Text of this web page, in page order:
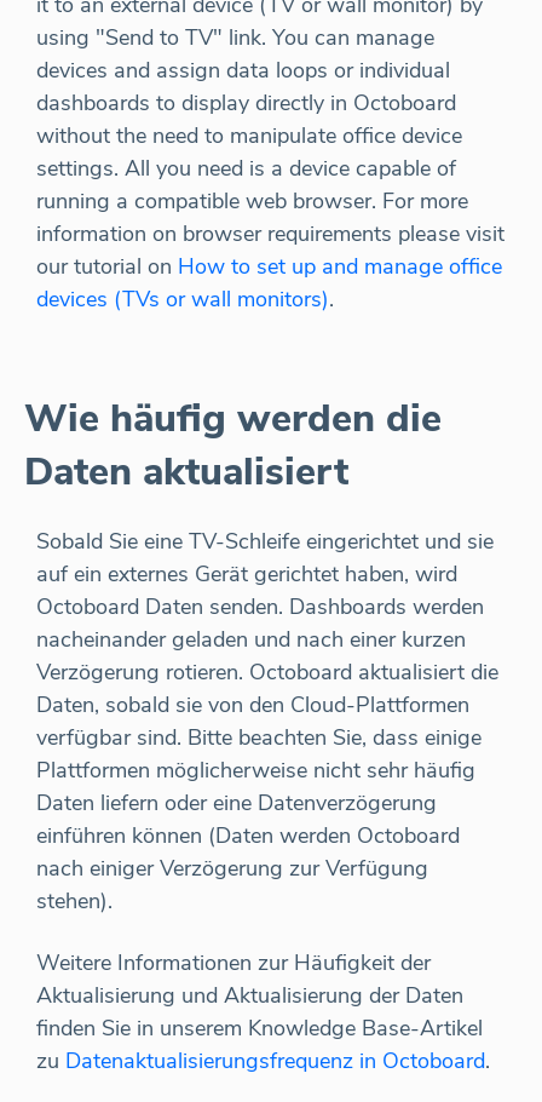
using "Send to TV" link. You can manage
devices and assign data loops or individual
dashboards to display directly in Octoboard
without the need to manipulate office device
settings. All you need is a device capable of
running a compatible web browser. For more
information on browser requirements please visit
our tutorial on How to set up and manage office
devices (TVs or wall monitors).
Wie häufig werden die
Daten aktualisiert
Sobald Sie eine TV-Schleife eingerichtet und sie
auf ein externes Gerät gerichtet haben, wird
Octoboard Daten senden. Dashboards werden
nacheinander geladen und nach einer kurzen
Verzögerung rotieren. Octoboard aktualisiert die
Daten, sobald sie von den Cloud-Plattformen
verfügbar sind. Bitte beachten Sie, dass einige
Plattformen möglicherweise nicht sehr häufig
Daten liefern oder eine Datenverzögerung
einführen können (Daten werden Octoboard
nach einiger Verzögerung zur Verfügung
stehen).
Weitere Informationen zur Häufigkeit der
Aktualisierung und Aktualisierung der Daten
finden Sie in unserem Knowledge Base-Artikel
zu Datenaktualisierungsfrequenz in Octoboard.